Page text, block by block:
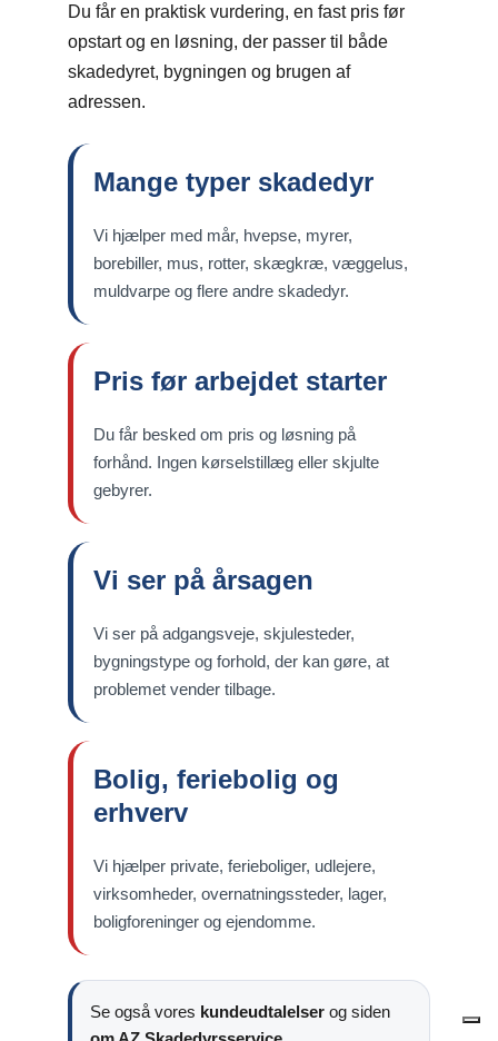
Du får en praktisk vurdering, en fast pris før
opstart og en løsning, der passer til både
skadedyret, bygningen og brugen af
adressen.
Mange typer skadedyr
Vi hjælper med mår, hvepse, myrer,
borebiller, mus, rotter, skægkræ, væggelus,
muldvarpe og flere andre skadedyr.
Pris før arbejdet starter
Du får besked om pris og løsning på
forhånd. Ingen kørselstillæg eller skjulte
gebyrer.
Vi ser på årsagen
Vi ser på adgangsveje, skjulesteder,
bygningstype og forhold, der kan gøre, at
problemet vender tilbage.
Bolig, feriebolig og
erhverv
Vi hjælper private, ferieboliger, udlejere,
virksomheder, overnatningssteder, lager,
boligforeninger og ejendomme.
Se også vores kundeudtalelserog siden